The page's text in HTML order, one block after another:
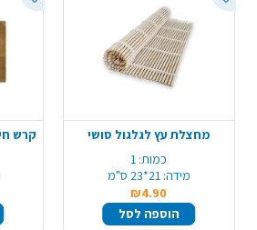
מחצלת עץ לגלגול סושי
כמות: 1
מידה: 21*23 ס"מ
₪4.90
הוספה לסל